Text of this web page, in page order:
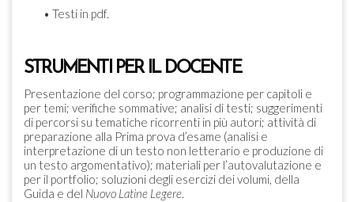
• Testi in pdf.
STRUMENTI PER IL DOCENTE
Presentazione del corso; programmazione per capitoli e
per temi; verifiche sommative; analisi di testi; suggerimenti
di percorsi su tematiche ricorrenti in più autori; attività di
preparazione alla Prima prova d’esame (analisi e
interpretazione di un testo non letterario e produzione di
un testo argomentativo); materiali per l’autovalutazione e
per il portfolio; soluzioni degli esercizi dei volumi, della
Guida e del Nuovo Latine Legere.